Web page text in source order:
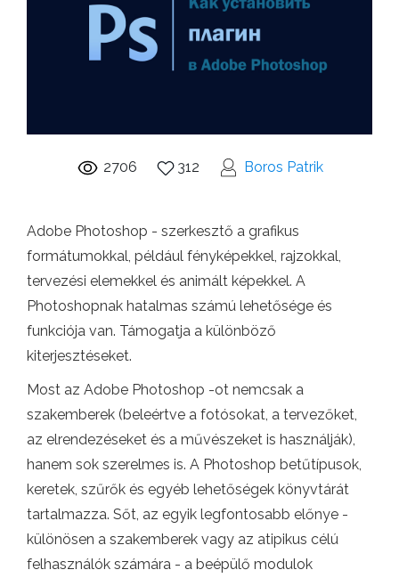
2706 312 Boros Patrik
Adobe Photoshop - szerkesztő a grafikus
formátumokkal, például fényképekkel, rajzokkal,
tervezési elemekkel és animált képekkel. A
Photoshopnak hatalmas számú lehetősége és
funkciója van. Támogatja a különböző
kiterjesztéseket.
Most az Adobe Photoshop -ot nemcsak a
szakemberek (beleértve a fotósokat, a tervezőket,
az elrendezéseket és a művészeket is használják),
hanem sok szerelmes is. A Photoshop betűtípusok,
keretek, szűrők és egyéb lehetőségek könyvtárát
tartalmazza. Sőt, az egyik legfontosabb előnye -
különösen a szakemberek vagy az atipikus célú
felhasználók számára - a beépülő modulok